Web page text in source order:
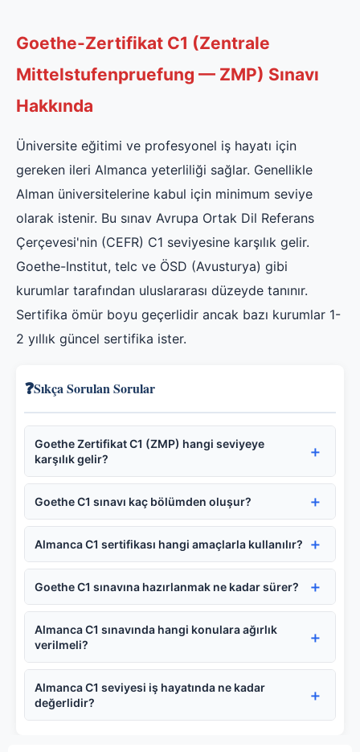
Goethe-Zertifikat C1 (Zentrale
Mittelstufenpruefung — ZMP) Sınavı
Hakkında
Üniversite eğitimi ve profesyonel iş hayatı için
gereken ileri Almanca yeterliliği sağlar. Genellikle
Alman üniversitelerine kabul için minimum seviye
olarak istenir. Bu sınav Avrupa Ortak Dil Referans
Çerçevesi'nin (CEFR) C1 seviyesine karşılık gelir.
Goethe-Institut, telc ve ÖSD (Avusturya) gibi
kurumlar tarafından uluslararası düzeyde tanınır.
Sertifika ömür boyu geçerlidir ancak bazı kurumlar 1-
2 yıllık güncel sertifika ister.
❓Sıkça Sorulan Sorular
Goethe Zertifikat C1 (ZMP) hangi seviyeye
karşılık gelir?
Goethe C1 sınavı kaç bölümden oluşur?
Almanca C1 sertifikası hangi amaçlarla kullanılır?
Goethe C1 sınavına hazırlanmak ne kadar sürer?
Almanca C1 sınavında hangi konulara ağırlık
verilmeli?
Almanca C1 seviyesi iş hayatında ne kadar
değerlidir?